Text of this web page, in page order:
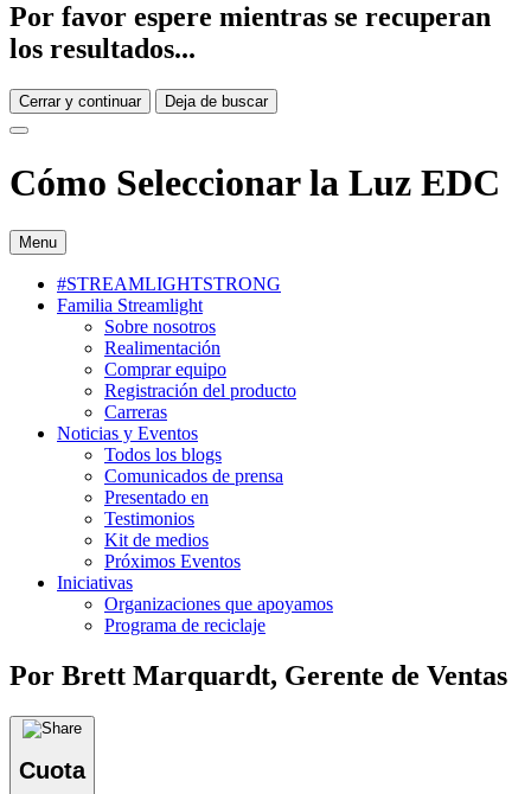
Por favor espere mientras se recuperan
los resultados...
Cerrar y continuar Deja de buscar
Cómo Seleccionar la Luz EDC
Menu
#STREAMLIGHTSTRONG
Familia Streamlight
Sobre nosotros
Realimentación
Comprar equipo
Registración del producto
Carreras
Noticias y Eventos
Todos los blogs
Comunicados de prensa
Presentado en
Testimonios
Kit de medios
Próximos Eventos
Iniciativas
Organizaciones que apoyamos
Programa de reciclaje
Por Brett Marquardt, Gerente de Ventas
Cuota